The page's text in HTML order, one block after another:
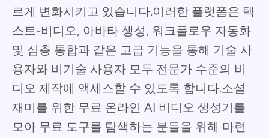
르게 변화시키고 있습니다.이러한 플랫폼은 텍
스트-비디오, 아바타 생성, 워크플로우 자동화
및 심층 통합과 같은 고급 기능을 통해 기술 사
용자와 비기술 사용자 모두 전문가 수준의 비
디오 제작에 액세스할 수 있도록 합니다.소셜
재미를 위한 무료 온라인 AI 비디오 생성기를
모아 무료 도구를 탐색하는 분들을 위해 마련